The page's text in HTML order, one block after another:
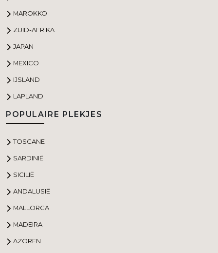
MAROKKO
ZUID-AFRIKA
JAPAN
MEXICO
IJSLAND
LAPLAND
POPULAIRE PLEKJES
TOSCANE
SARDINIË
SICILIË
ANDALUSIË
MALLORCA
MADEIRA
AZOREN